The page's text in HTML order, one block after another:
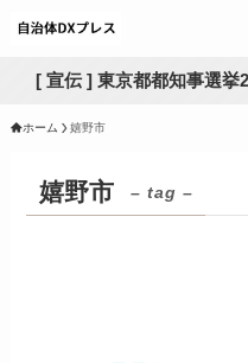
[ 宣伝 ] 東京都都知事選挙
ホーム 嬉野市
嬉野市 – tag –